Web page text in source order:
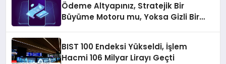
Ödeme Altyapınız, Stratejik Bir
Büyüme Motoru mu, Yoksa Gizli Bir
BIST 100 Endeksi Yükseldi, İşlem
Hacmi 106 Milyar Lirayı Geçti